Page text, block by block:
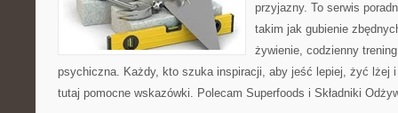
przyjazny. To serwis
takim jak gubienie
żywienie, codzienny
psychiczna. Każdy, kto szuka inspiracji, aby jeść lepiej, żyć lżej
tutaj pomocne wskazówki. Polecam Superfoods i Składniki